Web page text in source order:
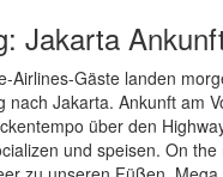
Jakarta
Airlines-Gäste landen
nach Jakarta. Ankunft am
über den
und speisen. On